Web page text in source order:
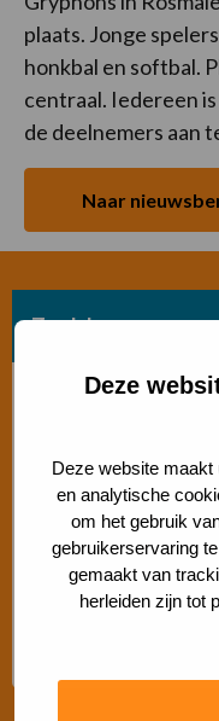
Deze
Deze website maakt
en analytische
om het gebruik
gebruikerservaring
gemaakt van
herleiden zijn tot
plaats. Jonge
honkbal en softbal.
centraal. Iedereen
de deelnemers aan
Naar
Zoek beweegvorm
Bosch
Sporten met
Beweegaanbod
Gratis buiten